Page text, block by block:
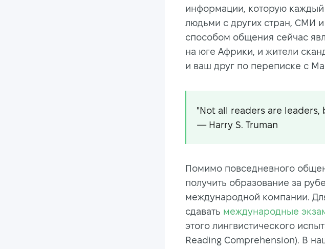
информации, которую
людьми с других стран, СМИ
способом общения сейчас
на юге Африки, и жители
и ваш друг по переписке с
"Not all readers are leaders,
— Harry S. Truman
Помимо повседневного
получить образование за
международной компании.
сдавать международные
этого лингвистического
Reading Comprehension). В